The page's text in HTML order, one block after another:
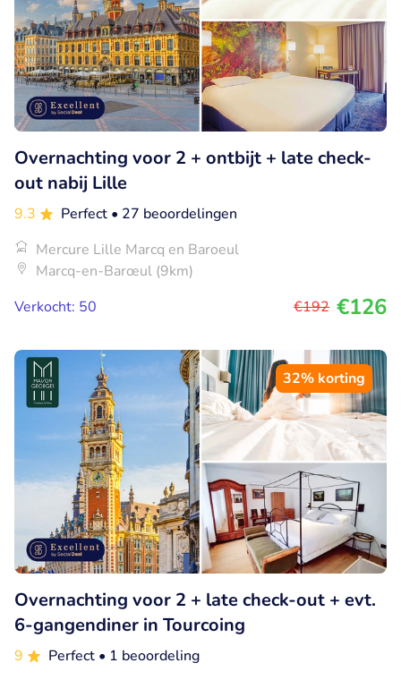
Overnachting voor 2 + ontbijt + late check-
out nabij Lille
9.3 Perfect • 27 beoordelingen
Mercure Lille Marcq en Baroeul
Marcq-en-Barœul (9km)
Verkocht: 50
€192 €126
32% korting
Overnachting voor 2 + late check-out + evt.
6-gangendiner in Tourcoing
9 Perfect • 1 beoordeling